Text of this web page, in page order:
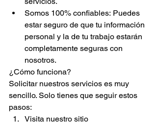
Somos 100% confiables: Puedes
estar seguro de que tu información
personal y la de tu trabajo estarán
completamente seguras con
nosotros.
¿Cómo funciona?
Solicitar nuestros servicios es muy
sencillo. Solo tienes que seguir estos
pasos:
Visita nuestro sitio